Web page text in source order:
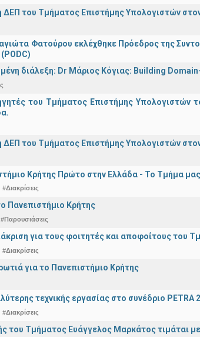
του Τμήματος Επιστήμης Υπολογιστών
Φατούρου εκλέχθηκε Πρόεδρος της
διάλεξη: Dr Μάριος Κόγιας: Building
του Τμήματος Επιστήμης Υπολογιστών
του Τμήματος Επιστήμης Υπολογιστών
Κρήτης Πρώτο στην Ελλάδα - Το Τμήμα
#Διακρίσεις
Πανεπιστήμιο Κρήτης
#Παρουσιάσεις
για τους φοιτητές και αποφοίτους του
#Διακρίσεις
για το Πανεπιστήμιο Κρήτης
τεχνικής εργασίας στο συνέδριο PETRA
#Διακρίσεις
του Τμήματος Ευάγγελος Μαρκάτος τιμάται